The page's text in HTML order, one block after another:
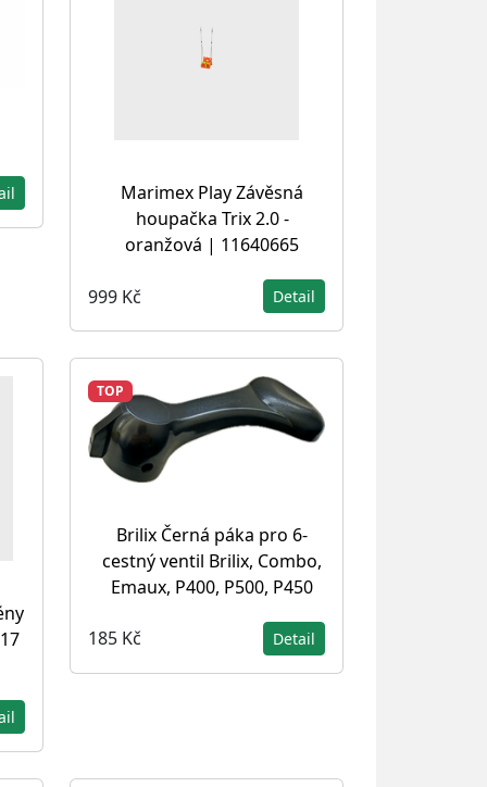
Marimex Play Závěsná
houpačka Trix 2.0 -
oranžová | 11640665
999 Kč Detail
TOP
Brilix Černá páka pro 6-
cestný ventil Brilix, Combo,
Emaux, P400, P500, P450
185 Kč Detail